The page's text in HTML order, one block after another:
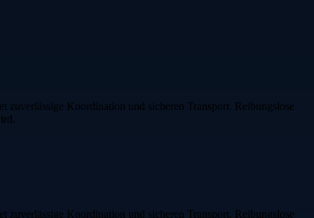
zuverlässige Koordination und sicheren Transport. Reibungslose
zuverlässige Koordination und sicheren Transport. Reibungslose